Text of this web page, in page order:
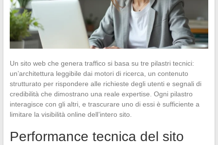
Un sito web che genera traffico si basa su tre pilastri tecnici:
un’architettura leggibile dai motori di ricerca, un contenuto
strutturato per rispondere alle richieste degli utenti e segnali di
credibilità che dimostrano una reale expertise. Ogni pilastro
interagisce con gli altri, e trascurare uno di essi è sufficiente a
limitare la visibilità online dell’intero sito.
Performance tecnica del sito